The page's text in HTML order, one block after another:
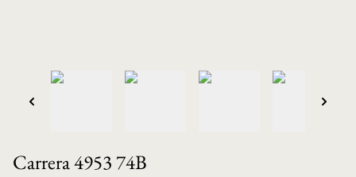
Carrera 4953 74B